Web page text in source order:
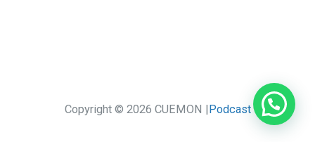
Copyright © 2026 CUEMON | Podcast